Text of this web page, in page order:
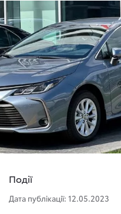
Події
Дата публікації: 12.05.2023